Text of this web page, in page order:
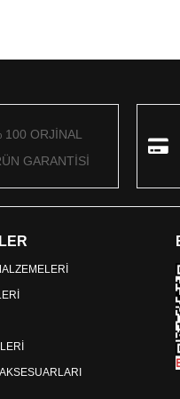
100 ORJİNAL
GARANTİSİ